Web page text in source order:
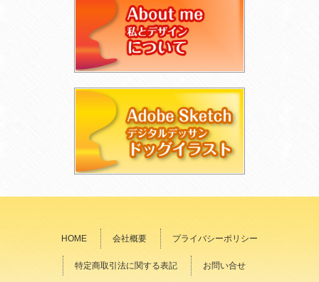
HOME 会社概要 プライバシーポリシー
特定商取引法に関する表記 お問い合せ